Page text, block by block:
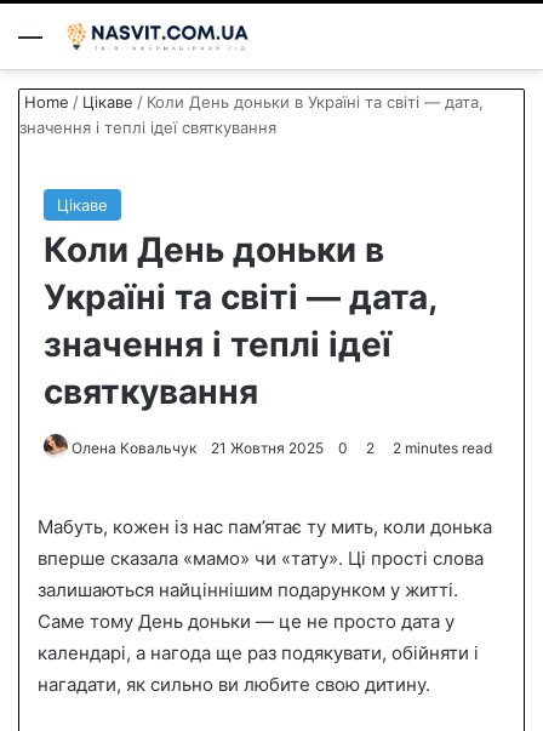
Menu
Home / Цікаве / Коли День доньки в Україні та світі — дата,
значення і теплі ідеї святкування
Цікаве
Коли День доньки в
Україні та світі — дата,
значення і теплі ідеї
святкування
Олена Ковальчук
d
a
n
e
m
a
21 Жовтня 2025 0 2 2 minutes read
Мабуть, кожен із нас пам’ятає ту мить, коли донька
вперше сказала «мамо» чи «тату». Ці прості слова
залишаються найціннішим подарунком у житті.
Саме тому День доньки — це не просто дата у
календарі, а нагода ще раз подякувати, обійняти і
нагадати, як сильно ви любите свою дитину.